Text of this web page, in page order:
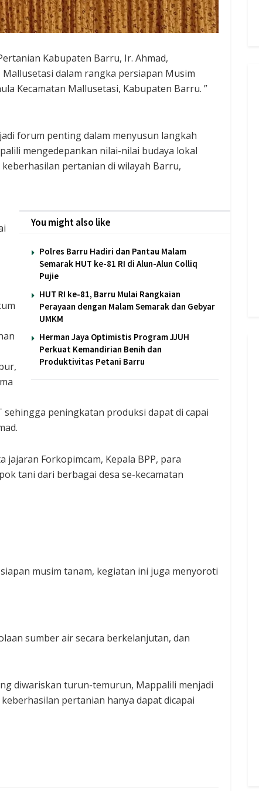
Kabupaten Barru, Ir. Ahmad,
dalam rangka persiapan Musim
Kecamatan Mallusetasi, Kabupaten Barru. ”
forum penting dalam menyusun langkah
mengedepankan nilai-nilai budaya lokal
pertanian di wilayah Barru,
You might also like
Polres Barru Hadiri dan Pantau Malam
Semarak HUT ke-81 RI di Alun-Alun Colliq
Pujie
HUT RI ke-81, Barru Mulai Rangkaian
Perayaan dengan Malam Semarak dan Gebyar
UMKM
Herman Jaya Optimistis Program JJUH
Perkuat Kemandirian Benih dan
Produktivitas Petani Barru
peningkatan produksi dapat di capai
Forkopimcam, Kepala BPP, para
tani dari berbagai desa se-kecamatan
musim tanam, kegiatan ini juga menyoroti
sumber air secara berkelanjutan, dan
diwariskan turun-temurun, Mappalili menjadi
pertanian hanya dapat dicapai